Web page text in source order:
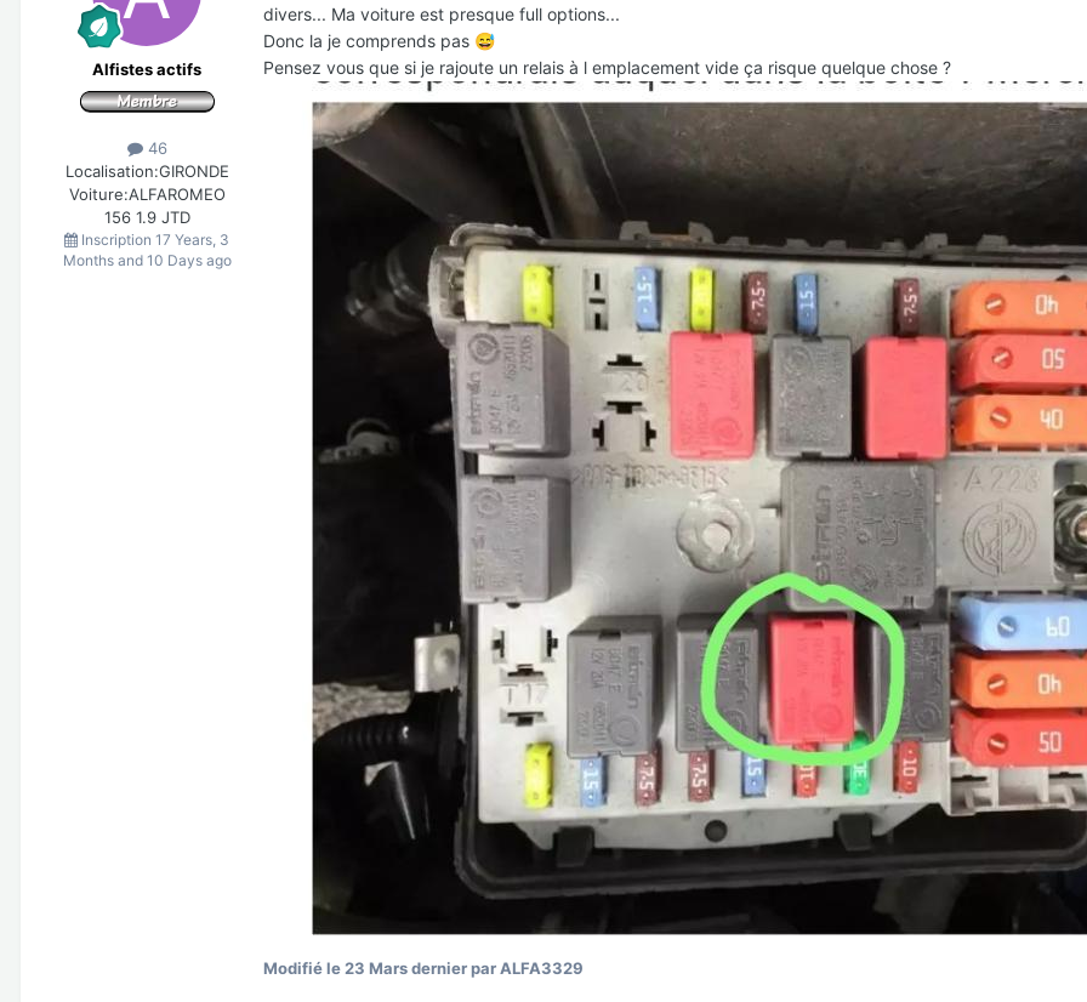
Alfistes actifs
46
Localisation:GIRONDE
Voiture:ALFAROMEO
156 1.9 JTD
Inscription 17 Years, 3
Months and 10 Days ago
divers... Ma voiture est presque full options...
Donc la je comprends pas 😅
Pensez vous que si je rajoute un relais à l emplacement vide ça risque quelque chose ?
Modifiéle 23 Mars dernierpar ALFA3329